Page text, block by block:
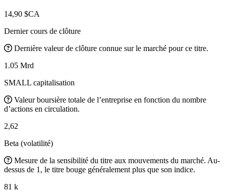
14,90 $CA
Dernier cours de clôture
Dernière valeur de clôture connue sur le marché pour ce titre.
1.05 Mrd
SMALL capitalisation
Valeur boursière totale de l’entreprise en fonction du nombre
d’actions en circulation.
2,62
Beta (volatilité)
Mesure de la sensibilité du titre aux mouvements du marché. Au-
dessus de 1, le titre bouge généralement plus que son indice.
81 k